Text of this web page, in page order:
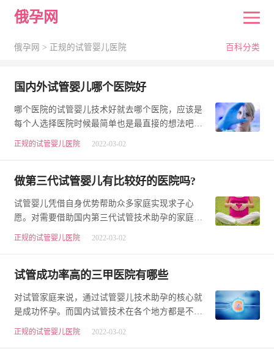
俄孕网
俄孕网 > 正规的试管婴儿医院 百科分类
国内外试管婴儿哪个医院好
哪个医院的试管婴儿技术好就去哪个医院，应该是
每个人选择医院时候最简单也是最直接的想法吧，
好的医院可就代表着更好的成功率和技术，达成怀
正规的试管婴儿医院 2022-03-02
做第三代试管婴儿有比较好的医院吗?
试管婴儿凭借自身优势帮助众多家庭实现求子心
愿。对需要借助国内第三代试管技术助孕的家庭来
说，由于对情况缺乏了解。那么做第三代试管婴儿
正规的试管婴儿医院 2022-03-02
试管成功率高的三甲医院有哪些
对试管家庭来说，通过试管婴儿技术助孕的核心就
是成功怀孕。而国内试管技术在各个地方都是不相
上下，因此试管家庭的关注点转到医院的选择上
正规的试管婴儿医院 2022-03-02